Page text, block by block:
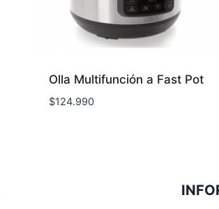
Olla Multifunción a Fast Pot
$124.990